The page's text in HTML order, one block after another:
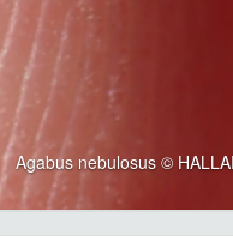
Agabus nebulosus ©